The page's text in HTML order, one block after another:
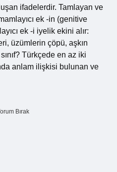
ifadelerdir. Tamlayan ve
ek -in (genitive
ek -i iyelik ekini alır:
üzümlerin çöpü, aşkın
Türkçede en az iki
anlam ilişkisi bulunan ve
Bırak